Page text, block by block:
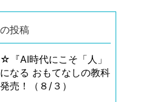
投稿
『AI時代にこそ「人」
なる おもてなしの教科
売！（８/３）